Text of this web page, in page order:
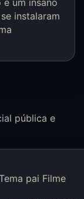
um insano
instalaram
pública e
pai Filme